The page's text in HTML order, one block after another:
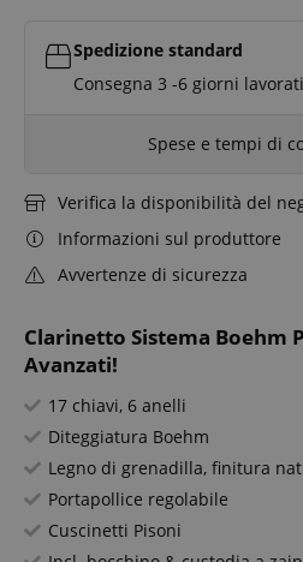
Clarinetto Sistema Boehm
Avanzati!
17 chiavi, 6 anelli
Diteggiatura Boehm
Legno di grenadilla, finitura
Portapollice regolabile
Cuscinetti Pisoni
Spedizione standard
Consegna 3 -6 giorni
Spese e tempi di
Verifica la disponibilità del
Informazioni sul produttore
Avvertenze di sicurezza